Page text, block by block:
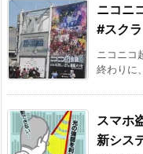
ニコニ
#スク
ニコニコ
終わりに
スマホ
新シス